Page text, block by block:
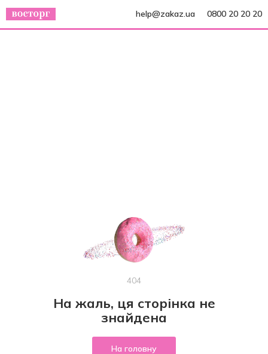
help@zakaz.ua 0800 20 20 20
404
На жаль, ця сторінка не
знайдена
На головну